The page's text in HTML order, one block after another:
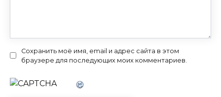
Сохранить моё имя, email и адрес сайта в этом
браузере для последующих моих комментариев.